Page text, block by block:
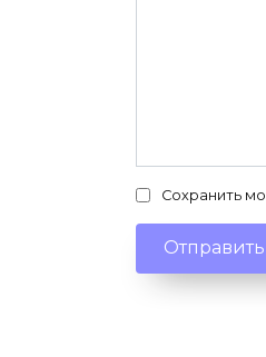
Сохранить